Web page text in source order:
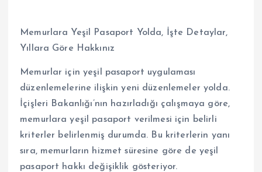
Memurlara Yeşil Pasaport Yolda, İşte Detaylar,
Yıllara Göre Hakkınız
Memurlar için yeşil pasaport uygulaması
düzenlemelerine ilişkin yeni düzenlemeler yolda.
İçişleri Bakanlığı’nın hazırladığı çalışmaya göre,
memurlara yeşil pasaport verilmesi için belirli
kriterler belirlenmiş durumda. Bu kriterlerin yanı
sıra, memurların hizmet süresine göre de yeşil
pasaport hakkı değişiklik gösteriyor.